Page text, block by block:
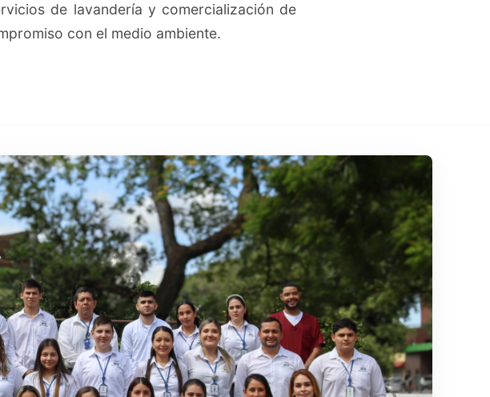
de lavandería y comercialización de
con el medio ambiente.